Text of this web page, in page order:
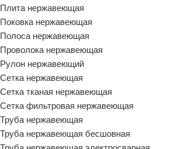
Плита нержавеющая
Поковка нержавеющая
Полоса нержавеющая
Проволока нержавеющая
Рулон нержавеющий
Сетка нержавеющая
Сетка тканая нержавеющая
Сетка фильтровая нержавеющая
Труба нержавеющая
Труба нержавеющая бесшовная